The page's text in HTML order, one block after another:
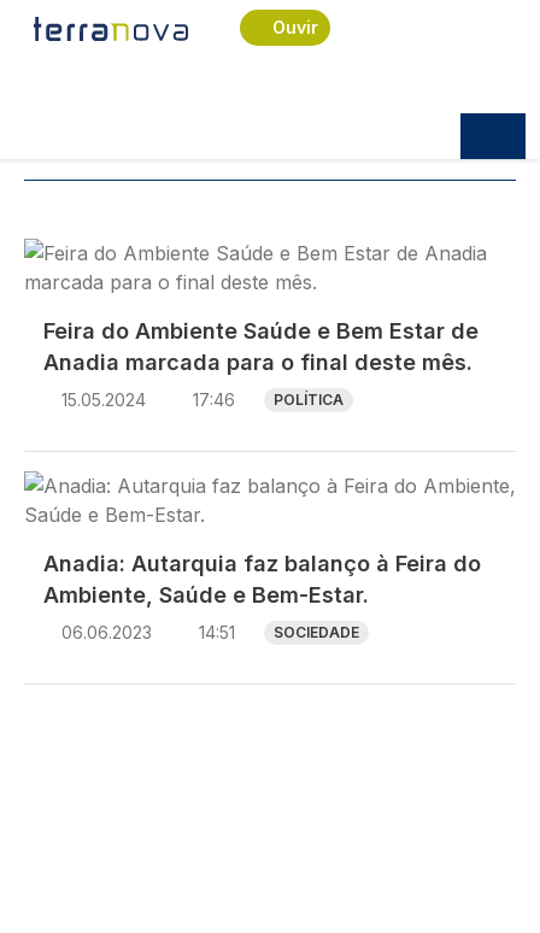
Passar para o conteúdo principal
Ouvir
Navegação estrutural
Início Feira do ambiente
Imagem
Feira do Ambiente Saúde e Bem Estar de
Anadia marcada para o final deste mês.
15.05.2024 17:46 POLÍTICA
Imagem
Anadia: Autarquia faz balanço à Feira do
Ambiente, Saúde e Bem-Estar.
06.06.2023 14:51 SOCIEDADE